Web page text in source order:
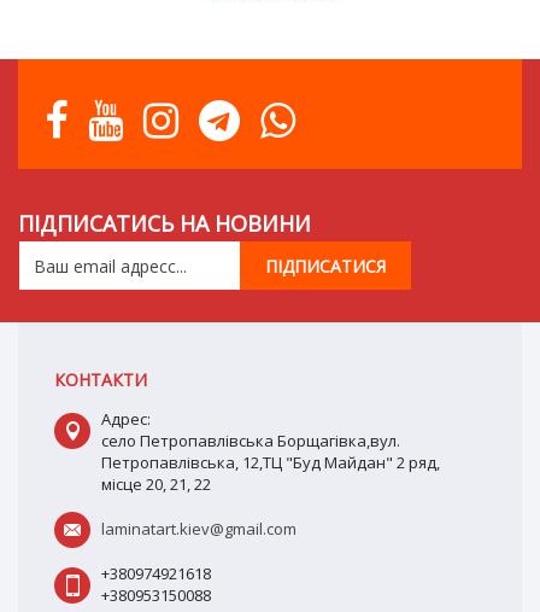
ПІДПИСАТИСЬ НА НОВИНИ
КОНТАКТИ
Адрес:
село Петропавлівська Борщагівка,вул.
Петропавлівська, 12,ТЦ "Буд Майдан" 2 ряд,
місце 20, 21, 22
laminatart.kiev@gmail.com
+380974921618
+380953150088